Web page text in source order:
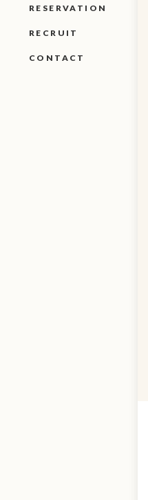
RESERVATION
RECRUIT
CONTACT